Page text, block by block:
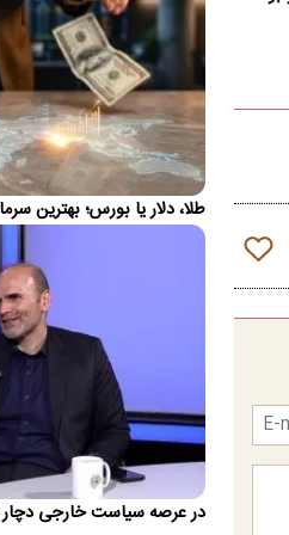
زمان واریز اعتبار کالابرگ
چهار به بعد تغییر کرد
برای اینترنت بین‌الملل
سازمان تنظیم مقررات و
۲.۷ برای اینترنت بین‌الملل اعلام کرد که نحوه محاسبه مصرف…
روایت رویترز از
یک رسانه آمریکایی مدعی شد
بازگشایی مسیر کشتیرانی در
می‌رسد؟
دویچه‌بانک معتقد است روند
نرسیده و قیمت هر اونس این فلز
تصاویر؛
طلا، دلار یا بورس؛ بهترین
در عرصه سیاست خارجی دچار